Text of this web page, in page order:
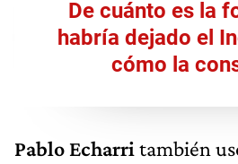
De cuánto es la
habría dejado el
cómo la
Pablo Echarri también